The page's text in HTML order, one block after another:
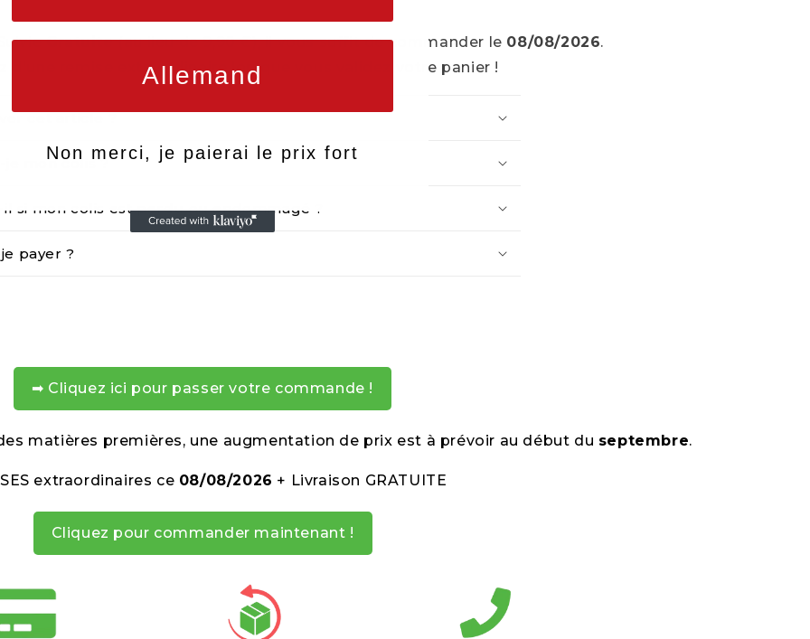
Gratuite(au lieu de 9,90 €), il vous suffit de commander le 08/08/2026.
d'une remise extraordinaire lorsque vous validez votre panier !
cet article ?
mon colis ?
si mon colis est perdu ou endommagé ?
payer ?
➡ Cliquez ici pour passer votre commande !
matières premières, une augmentation de prix est à prévoir au début du septembre.
extraordinaires ce 08/08/2026 + Livraison GRATUITE
Cliquez pour commander maintenant !
Allemand
Non merci, je paierai le prix fort